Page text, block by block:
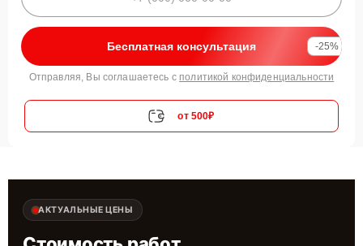
Бесплатная консультация -25%
Отправляя, Вы соглашаетесь с политикой конфиденциальности
от 500₽
АКТУАЛЬНЫЕ ЦЕНЫ